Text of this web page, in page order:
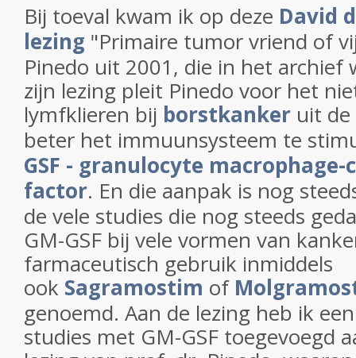
Bij toeval kwam ik op deze David
lezing "Primaire tumor vriend of
Pinedo uit 2001, die in het archief
zijn lezing pleit Pinedo voor het
lymfklieren bij borstkanker uit
beter het immuunsysteem te
GSF - granulocyte
factor. En die aanpak is nog
de vele studies die nog steeds
GM-GSF bij vele vormen van
farmaceutisch gebruik inmiddels
ook Sagramostim of
genoemd. Aan de lezing heb ik
studies met GM-GSF toegevoegd